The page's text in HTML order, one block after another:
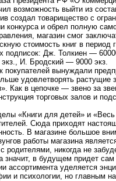
возможность выйти из
создал товарищество с
конкурса и обрел полную
магазин смог
стоимость книг в
подписок: Дж. Толкиен —
И. Бродский — 9000 экз.
покупателей вынуждали
удовлетворять
Как в цепочке — звено за
торговых залов и
«Книги для детей» и
Сюда приходят
В магазине большое
работы магазина
никогда не
значит, в будущем придет
ассортимента уделяется
и психологии, но главным